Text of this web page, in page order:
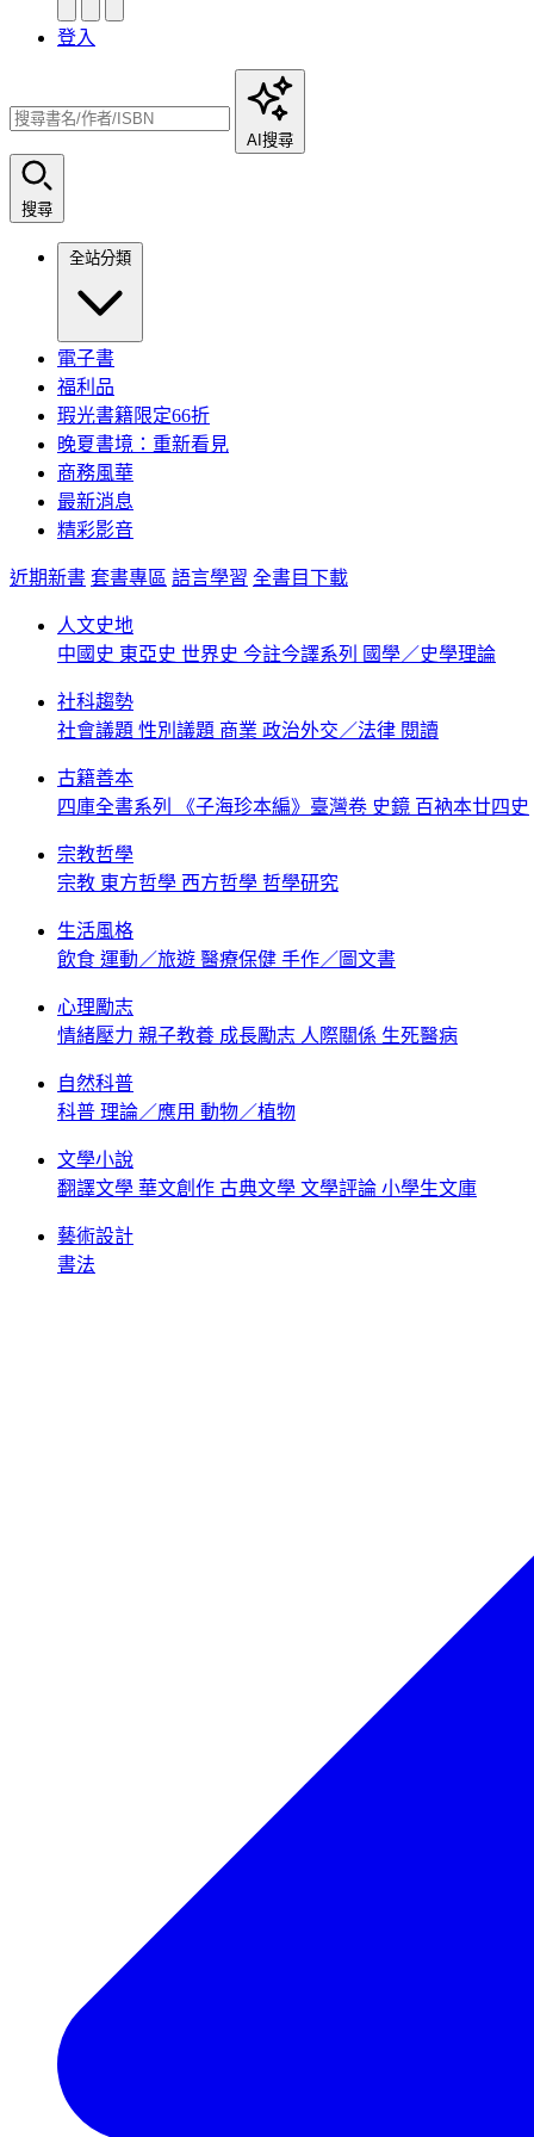
登入
AI搜尋
搜尋
全站分類
電子書
福利品
瑕光書籍限定66折
晚夏書境：重新看見
商務風華
最新消息
精彩影音
近期新書 套書專區 語言學習 全書目下載
人文史地
中國史 東亞史 世界史 今註今譯系列 國學／史學理論
社科趨勢
社會議題 性別議題 商業 政治外交／法律 閱讀
古籍善本
四庫全書系列
《子海珍本編》臺灣卷 史鏡 百衲本廿四史
宗教哲學
宗教 東方哲學 西方哲學 哲學研究
生活風格
飲食 運動／旅遊 醫療保健 手作／圖文書
心理勵志
情緒壓力 親子教養 成長勵志 人際關係 生死醫病
自然科普
科普 理論／應用 動物／植物
文學小說
翻譯文學 華文創作 古典文學 文學評論 小學生文庫
藝術設計
書法